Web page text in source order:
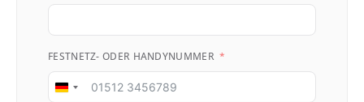
FESTNETZ- ODER HANDYNUMMER
Germany